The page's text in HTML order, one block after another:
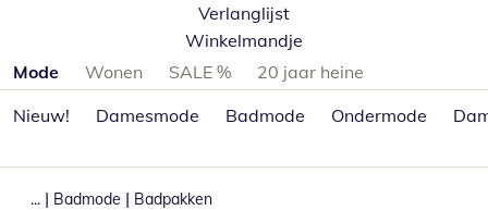
Verlanglijst
Winkelmandje
Productcategorieën overslaan
Mode Wonen SALE %
20 jaar heine
Nieuw!
Damesmode Badmode Ondermode
... | Badmode | Badpakken